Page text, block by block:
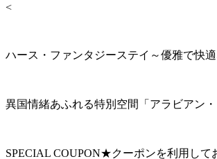
<
ハース・ファンタジーステイ～優雅で快
異国情緒あふれる特別空間「アラビアン
SPECIAL COUPON★クーポンを利用して